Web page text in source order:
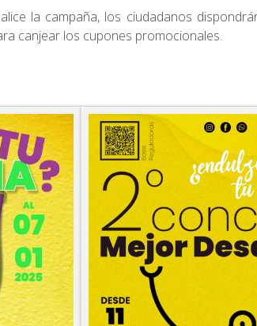
la campaña, los ciudadanos
canjear los cupones promocionales.